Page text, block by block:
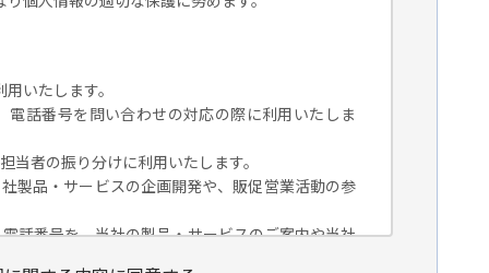
いたします。
話番号を問い合わせの対応の際に利用いたしま
者の振り分けに利用いたします。
製品・サービスの企画開発や、販促営業活動の参
話番号を、当社の製品・サービスのご案内や当社